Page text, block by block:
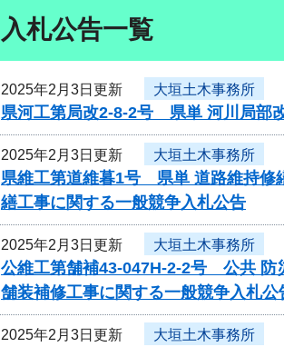
入札公告一覧
2025年2月3日更新 大垣土木事務所
県河工第局改2-8-2号 県単 河川局部
2025年2月3日更新 大垣土木事務所
県維工第道維暮1号 県単 道路維持
繕工事に関する一般競争入札公告
2025年2月3日更新 大垣土木事務所
公維工第舗補43-047H-2-2号 公共 防
舗装補修工事に関する一般競争入札公
2025年2月3日更新 大垣土木事務所